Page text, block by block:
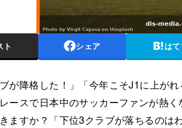
ト シェア は
ブが降格した！」「今年こそJ1に上
ースで日本中のサッカーファンが熱
ますか？「下位3クラブが落ちるのは